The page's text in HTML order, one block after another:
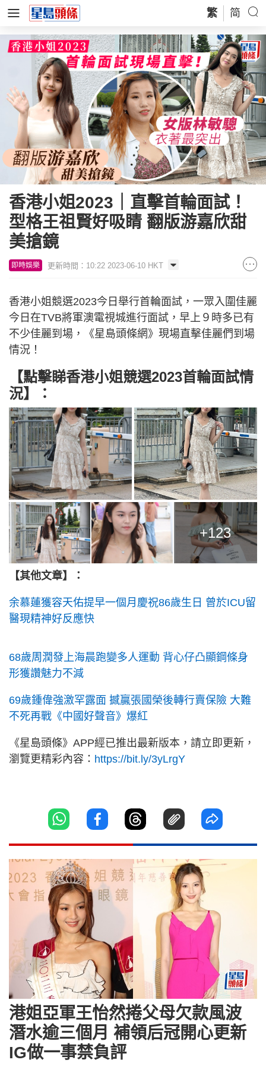
繁 简
香港小姐2023｜直擊首輪面試！
型格王祖賢好吸睛 翻版游嘉欣甜
美搶鏡
即時娛樂 更新時間：10:22 2023-06-10 HKT
香港小姐競選2023今日舉行首輪面試，一眾入圍佳麗
今日在TVB將軍澳電視城進行面試，早上９時多已有
不少佳麗到場，《星島頭條網》現場直擊佳麗們到場
情況！
【點擊睇香港小姐競選2023首輪面試情
況】：
+123
【其他文章】：
余慕蓮獲容天佑提早一個月慶祝86歲生日 曾於ICU留
醫現精神好反應快
68歲周潤發上海晨跑變多人運動 背心仔凸顯鋼條身
形獲讚魅力不減
69歲鍾偉強激罕露面 撼贏張國榮後轉行賣保險 大難
不死再戰《中國好聲音》爆紅
《星島頭條》APP經已推出最新版本，請立即更新，
瀏覽更精彩內容： https://bit.ly/3yLrgY
港姐亞軍王怡然捲父母欠款風波
潛水逾三個月 補領后冠開心更新
IG做一事禁負評